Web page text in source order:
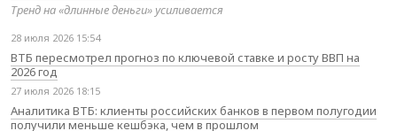
Тренд на «длинные деньги» усиливается
28 июля 2026 15:54
ВТБ пересмотрел прогноз по ключевой ставке и росту ВВП на
2026 год
27 июля 2026 18:15
Аналитика ВТБ: клиенты российских банков в первом полугодии
получили меньше кешбэка, чем в прошлом